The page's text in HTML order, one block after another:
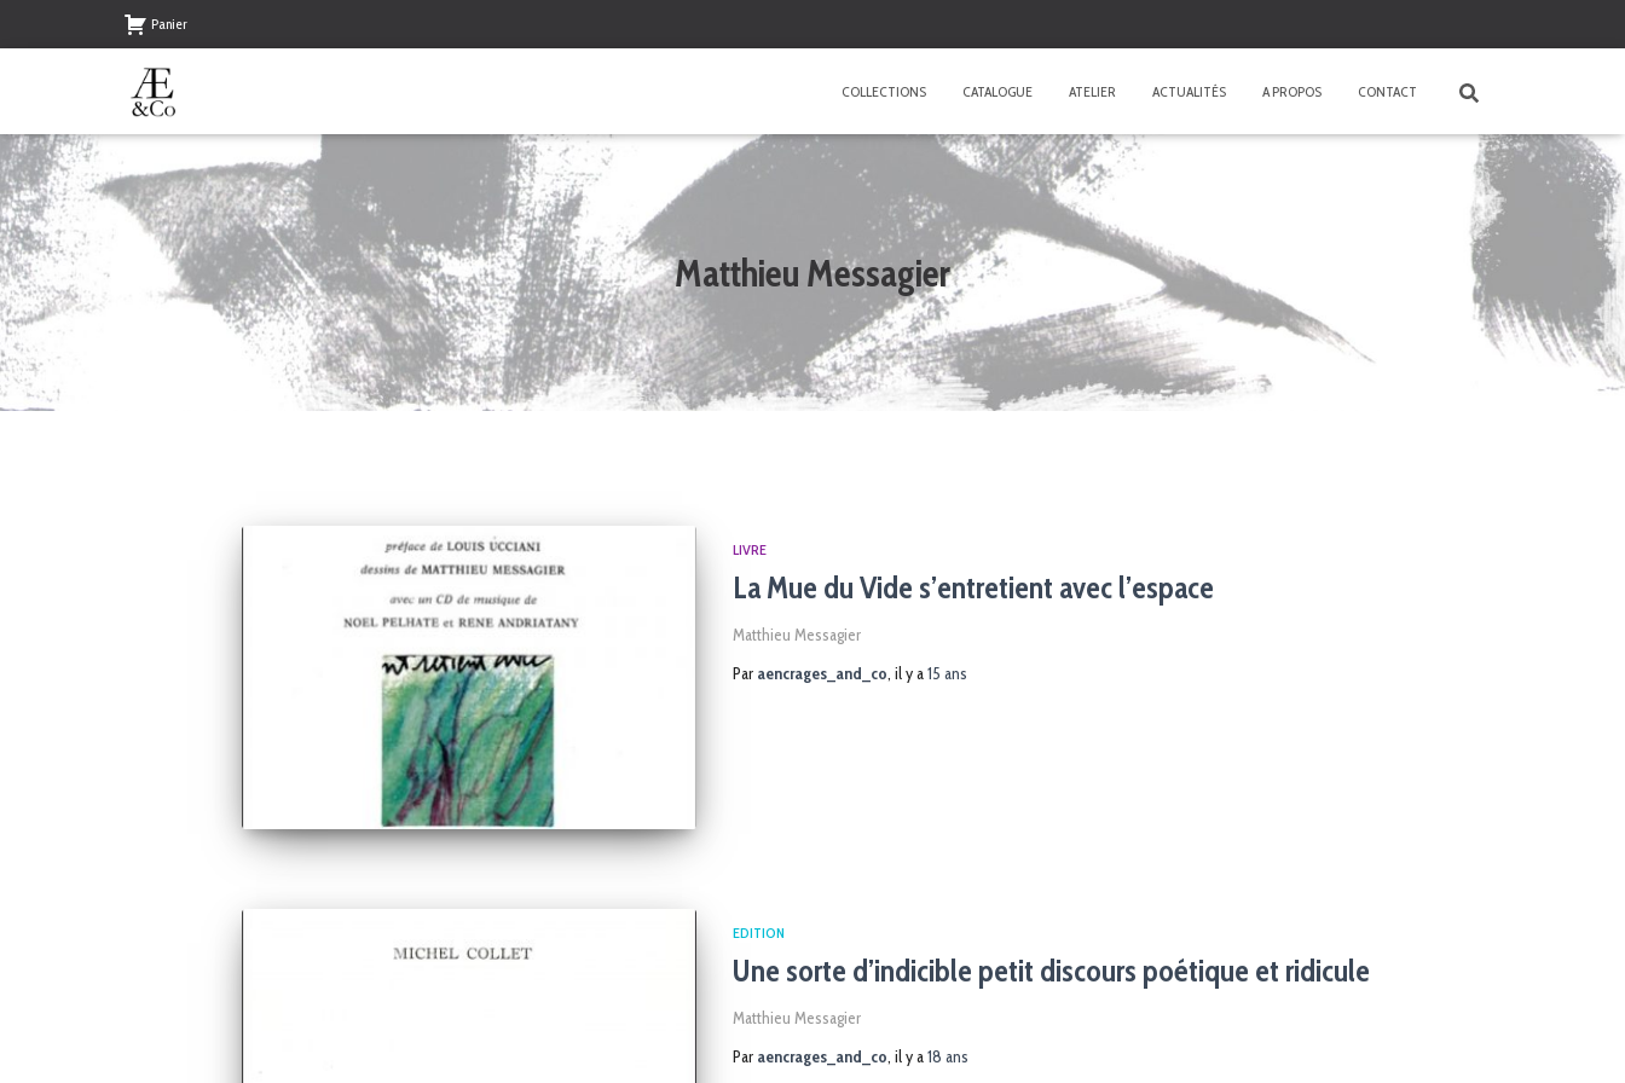
Panier
COLLECTIONS CATALOGUE ATELIER ACTUALITÉS A PROPOS CONTACT
Matthieu Messagier
LIVRE
La Mue du Vide s’entretient avec l’espace
Matthieu Messagier
Par aencrages_and_co, il y a15 ans
EDITION
Une sorte d’indicible petit discours poétique et ridicule
Matthieu Messagier
Par aencrages_and_co, il y a18 ans